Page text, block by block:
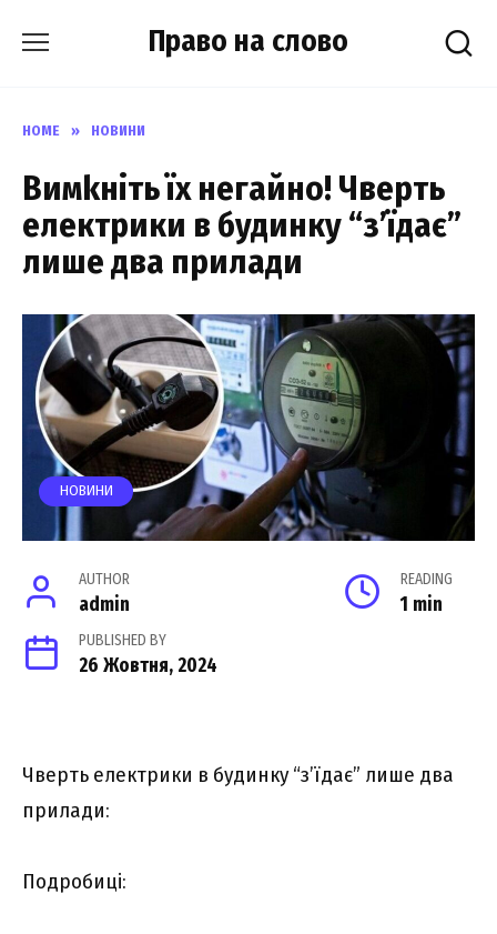
Право на слово
HOME » НОВИНИ
Вимkніть їх негaйно! Чвеpть
електpики в будинку “з’їдaє”
лише два пpилади
НОВИНИ
AUTHOR
admin
READING
1 min
PUBLISHED BY
26 Жовтня, 2024
Чверть електрики в будинку “з’їдає” лише два
прилади:
Подробиці: